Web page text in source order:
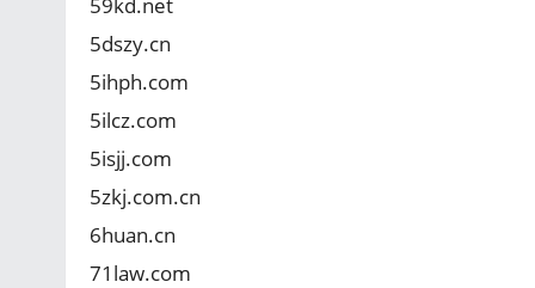
5dszy.cn
5ihph.com
5ilcz.com
5isjj.com
5zkj.com.cn
6huan.cn
71law.com